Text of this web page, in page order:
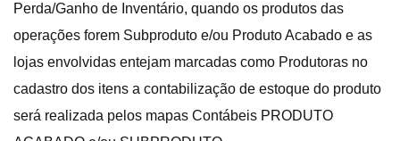
Perda/Ganho de Inventário, quando os produtos das
operações forem Subproduto e/ou Produto Acabado e as
lojas envolvidas entejam marcadas como Produtoras no
cadastro dos itens a contabilização de estoque do produto
será realizada pelos mapas Contábeis PRODUTO